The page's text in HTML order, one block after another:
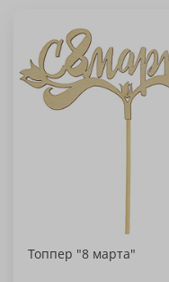
Топпер "8 марта"